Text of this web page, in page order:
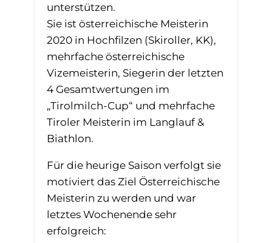
unterstützen.
Sie ist österreichische Meisterin
2020 in Hochfilzen (Skiroller, KK),
mehrfache österreichische
Vizemeisterin, Siegerin der letzten
4 Gesamtwertungen im
„Tirolmilch-Cup“ und mehrfache
Tiroler Meisterin im Langlauf &
Biathlon.
Für die heurige Saison verfolgt sie
motiviert das Ziel Österreichische
Meisterin zu werden und war
letztes Wochenende sehr
erfolgreich: